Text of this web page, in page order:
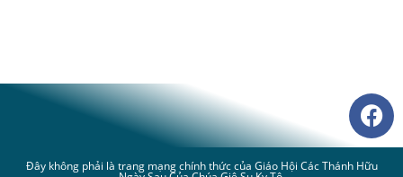
Đây không phải là trang mạng chính thức của Giáo Hội Các Thánh Hữu